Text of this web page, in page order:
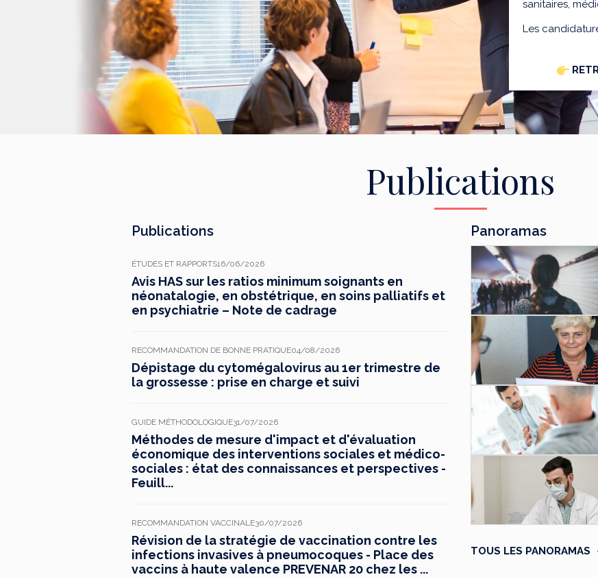
sanitaires,
Les
Publications
Publications
ÉTUDES ET RAPPORTS16/06/2026
Avis HAS sur les ratios minimum soignants en
néonatalogie, en obstétrique, en soins palliatifs et
en psychiatrie – Note de cadrage
RECOMMANDATION DE BONNE PRATIQUE04/08/2026
Dépistage du cytomégalovirus au 1er trimestre de
la grossesse : prise en charge et suivi
GUIDE MÉTHODOLOGIQUE31/07/2026
Méthodes de mesure d'impact et d'évaluation
économique des interventions sociales et médico-
sociales : état des connaissances et perspectives -
Feuill...
RECOMMANDATION VACCINALE30/07/2026
Révision de la stratégie de vaccination contre les
infections invasives à pneumocoques - Place des
vaccins à haute valence PREVENAR 20 chez les ...
Panoramas
TOUS LES PANORAMAS